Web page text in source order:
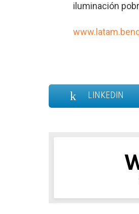
iluminación
LINKEDIN